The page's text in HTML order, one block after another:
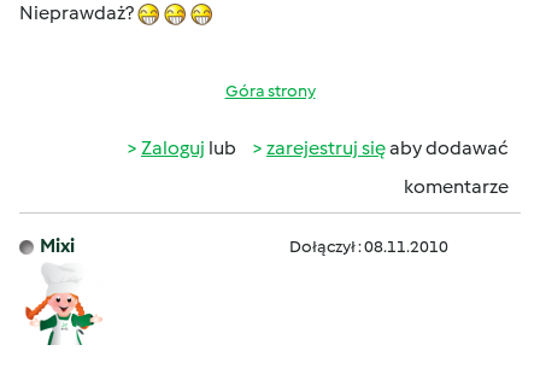
Nieprawdaż?
Góra strony
Zaloguj lub zarejestruj sięaby dodawać
komentarze
Mixi Dołączył : 08.11.2010